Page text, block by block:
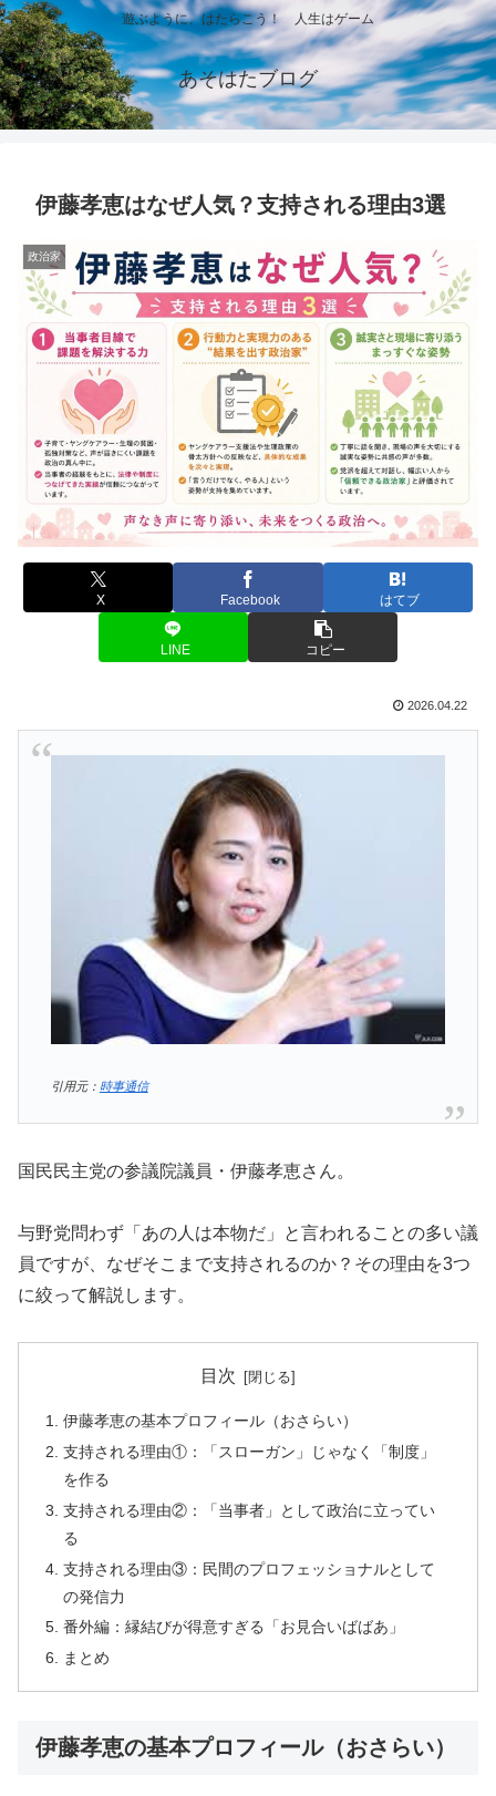
遊ぶように、はたらこう！ 人生はゲーム
あそはたブログ
伊藤孝恵はなぜ人気？支持される理由3選
政治家
X Facebook はてブ
LINE コピー
2026.04.22
引用元： 時事通信
国民民主党の参議院議員・伊藤孝恵さん。
与野党問わず「あの人は本物だ」と言われることの多い議
員ですが、なぜそこまで支持されるのか？その理由を3つ
に絞って解説します。
目次
伊藤孝恵の基本プロフィール（おさらい）
支持される理由①：「スローガン」じゃなく「制度」
を作る
支持される理由②：「当事者」として政治に立ってい
る
支持される理由③：民間のプロフェッショナルとして
の発信力
番外編：縁結びが得意すぎる「お見合いばばあ」
まとめ
伊藤孝恵の基本プロフィール（おさらい）